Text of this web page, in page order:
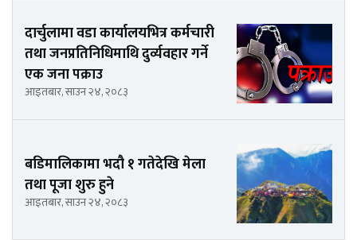
दार्चुलामा वडा कार्यालयभित्र कर्मचारी
तथा जनप्रतिनिधिमाथि दुर्व्यवहार गर्ने
एक जना पक्राउ
आइतबार, साउन २४, २०८३
बडिमालिकामा भदौ १ गतेदेखि मेला
तथा पूजा शुरु हुने
आइतबार, साउन २४, २०८३